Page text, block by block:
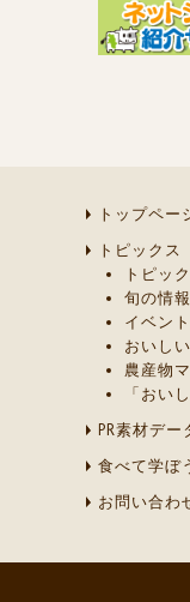
トップペー
トピックス
トピッ
旬の情報
イベン
おいし
農産物
「おい
PR素材デー
食べて学ぼ
お問い合わ